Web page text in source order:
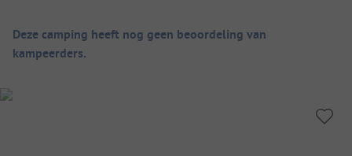
Camping overzicht
Deze camping heeft nog geen beoordeling van
kampeerders.